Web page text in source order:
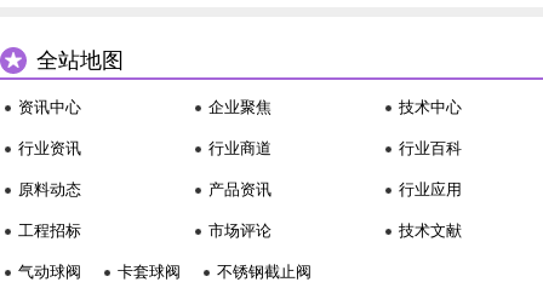
全站地图
资讯中心
行业资讯
原料动态
工程招标
企业聚焦
行业商道
产品资讯
市场评论
技术中心
行业百科
行业应用
技术文献
气动球阀 卡套球阀 不锈钢截止阀